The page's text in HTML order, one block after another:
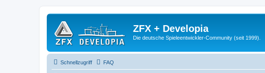
ZFX + Developia
Die deutsche Spieleentwickler-Community (seit 1999).
Schnellzugriff FAQ